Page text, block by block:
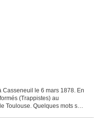
Casseneuil le 6 mars 1878. En
(Trappistes) au
Toulouse. Quelques mots sur